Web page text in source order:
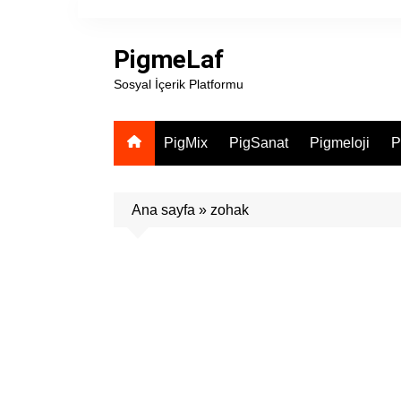
PigmeLaf
Sosyal İçerik Platformu
PigMix PigSanat Pigmeloji
Ana sayfa » zohak